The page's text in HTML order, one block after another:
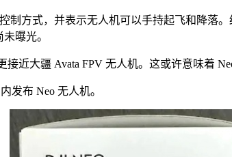
制方式，并表示无人机可以手持起飞和降落
曝光。
近大疆 Avata FPV 无人机。这或许意味着
发布 Neo 无人机。